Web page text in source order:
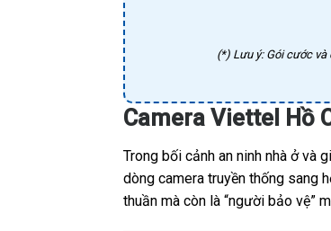
(*) Lưu ý: Gói cước
Camera Viettel Hồ
Trong bối cảnh an ninh nhà ở và
dòng camera truyền thống sang
thuần mà còn là “người bảo vệ”